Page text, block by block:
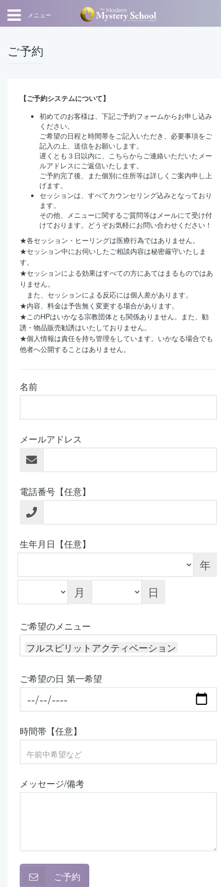
メニュー
ご予約
【ご予約システムについて】
初めてのお客様は、下記ご予約フォームからお申し込み
ください。
ご希望の日程と時間帯をご記入いただき、必要事項をご
記入の上、送信をお願いします。
遅くとも３日以内に、こちらからご連絡いただいたメー
ルアドレスにご返信いたします。
ご予約完了後、また個別に住所等は詳しくご案内申し上
げます。
セッションは、すべてカウンセリング込みとなっており
ます。
その他、メニューに関するご質問等はメールにて受け付
けております。どうぞお気軽にお問い合わせください！
★各セッション・ヒーリングは医療行為ではありません。
★セッション中にお伺いしたご相談内容は秘密厳守いたしま
す。
★セッションによる効果はすべての方にあてはまるものではあ
りません。
また、セッションによる反応には個人差があります。
★内容、料金は予告無く変更する場合があります。
★このHPはいかなる宗教団体とも関係ありません。また、勧
誘・物品販売勧誘はいたしておりません。
★個人情報は責任を持ち管理をしています。いかなる場合でも
他者へ公開することはありません。
名前
メールアドレス
電話番号【任意】
生年月日【任意】
年
月
日
ご希望のメニュー
フルスピリットアクティベーション
ご希望の日 第一希望
時間帯【任意】
メッセージ/備考
ご予約